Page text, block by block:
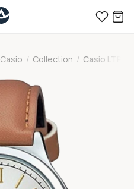
Casio / Collection / Casio LTP-